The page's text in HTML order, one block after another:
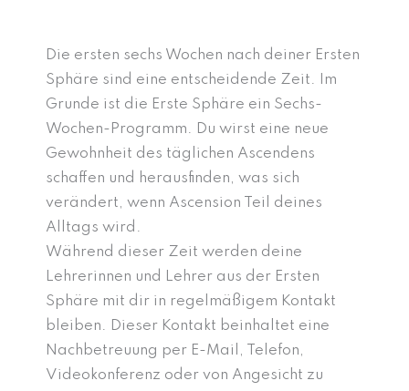
Die ersten sechs Wochen nach deiner Ersten
Sphäre sind eine entscheidende Zeit. Im
Grunde ist die Erste Sphäre ein Sechs-
Wochen-Programm. Du wirst eine neue
Gewohnheit des täglichen Ascendens
schaffen und herausfinden, was sich
verändert, wenn Ascension Teil deines
Alltags wird.
Während dieser Zeit werden deine
Lehrerinnen und Lehrer aus der Ersten
Sphäre mit dir in regelmäßigem Kontakt
bleiben. Dieser Kontakt beinhaltet eine
Nachbetreuung per E-Mail, Telefon,
Videokonferenz oder von Angesicht zu